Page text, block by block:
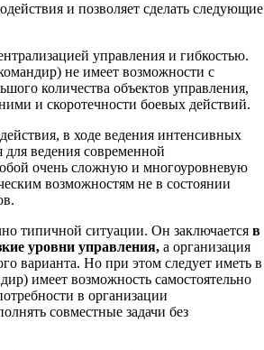
и позволяет сделать следующие
управления и гибкостью.
не имеет возможности с
количества объектов управления,
и скоротечности боевых действий.
в ходе ведения интенсивных
ведения современной
очень сложную и многоуровневую
возможностям не в состоянии
типичной ситуации. Он заключается в
уровни управления, а организация
варианта. Но при этом следует иметь в
имеет возможность самостоятельно
в организации
совместные задачи без